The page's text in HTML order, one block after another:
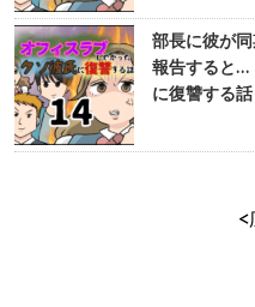
部長に彼が
報告すると…
に復讐する
<